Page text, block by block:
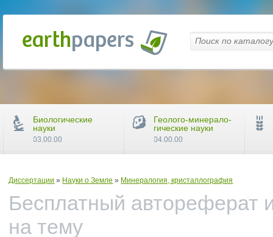
Диссертации » Науки о Земле » Минералогия, кристаллография
Бесплатный автореферат
на тему
Биологические
науки
03.00.00
Геолого-минерало-
гические науки
04.00.00